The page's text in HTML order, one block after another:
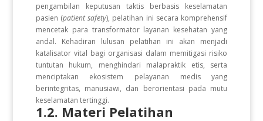
pengambilan keputusan taktis berbasis keselamatan
pasien (patient safety), pelatihan ini secara komprehensif
mencetak para transformator layanan kesehatan yang
andal. Kehadiran lulusan pelatihan ini akan menjadi
katalisator vital bagi organisasi dalam memitigasi risiko
tuntutan hukum, menghindari malapraktik etis, serta
menciptakan ekosistem pelayanan medis yang
berintegritas, manusiawi, dan berorientasi pada mutu
keselamatan tertinggi.
1.2. Materi Pelatihan